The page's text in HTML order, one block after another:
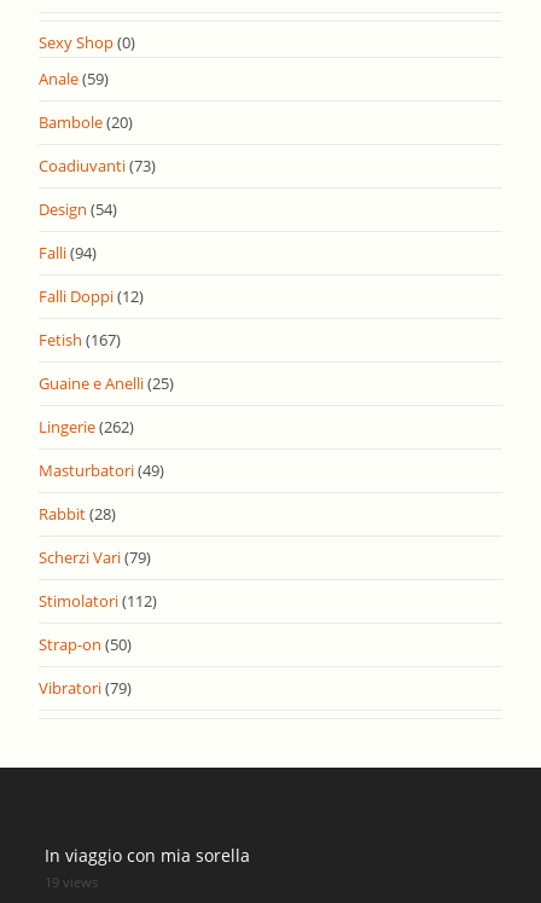
Sexy Shop(0)
Anale(59)
Bambole(20)
Coadiuvanti(73)
Design (54)
Falli(94)
Falli Doppi(12)
Fetish (167)
Guaine e Anelli(25)
Lingerie(262)
Masturbatori(49)
Rabbit(28)
Scherzi Vari(79)
Stimolatori(112)
Strap-on (50)
Vibratori(79)
In viaggio con mia sorella
19 views